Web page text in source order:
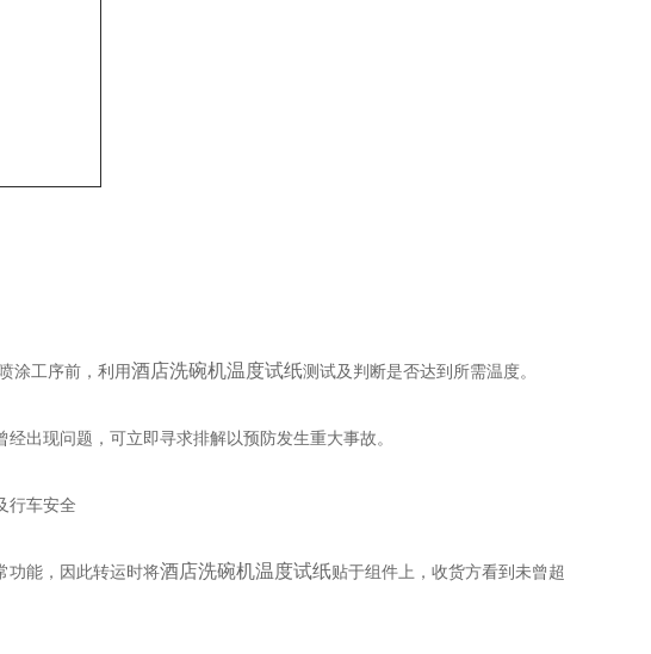
涂工序前，利用酒店洗碗机温度试纸测试及判断是否达到所需温度。
出现问题，可立即寻求排解以预防发生重大事故。
行车安全
功能，因此转运时将酒店洗碗机温度试纸贴于组件上，收货方看到未曾超